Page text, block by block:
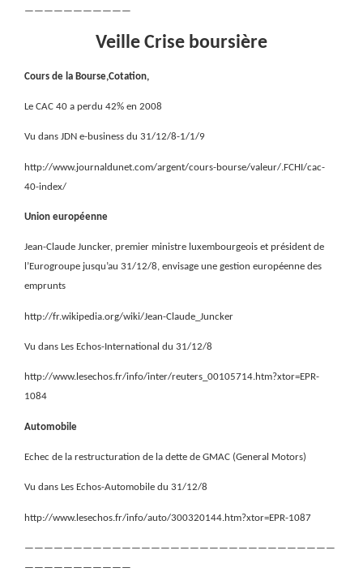
———————————
Veille Crise boursière
Cours de la Bourse,Cotation,
Le CAC 40 a perdu 42% en 2008
Vu dans JDN e-business du 31/12/8-1/1/9
http://www.journaldunet.com/argent/cours-bourse/valeur/.FCHI/cac-
40-index/
Union européenne
Jean-Claude Juncker, premier ministre luxembourgeois et président de
l’Eurogroupe jusqu’au 31/12/8, envisage une gestion européenne des
emprunts
http://fr.wikipedia.org/wiki/Jean-Claude_Juncker
Vu dans Les Echos-International du 31/12/8
http://www.lesechos.fr/info/inter/reuters_00105714.htm?xtor=EPR-
1084
Automobile
Echec de la restructuration de la dette de GMAC (General Motors)
Vu dans Les Echos-Automobile du 31/12/8
http://www.lesechos.fr/info/auto/300320144.htm?xtor=EPR-1087
————————————————————————————————
———————————